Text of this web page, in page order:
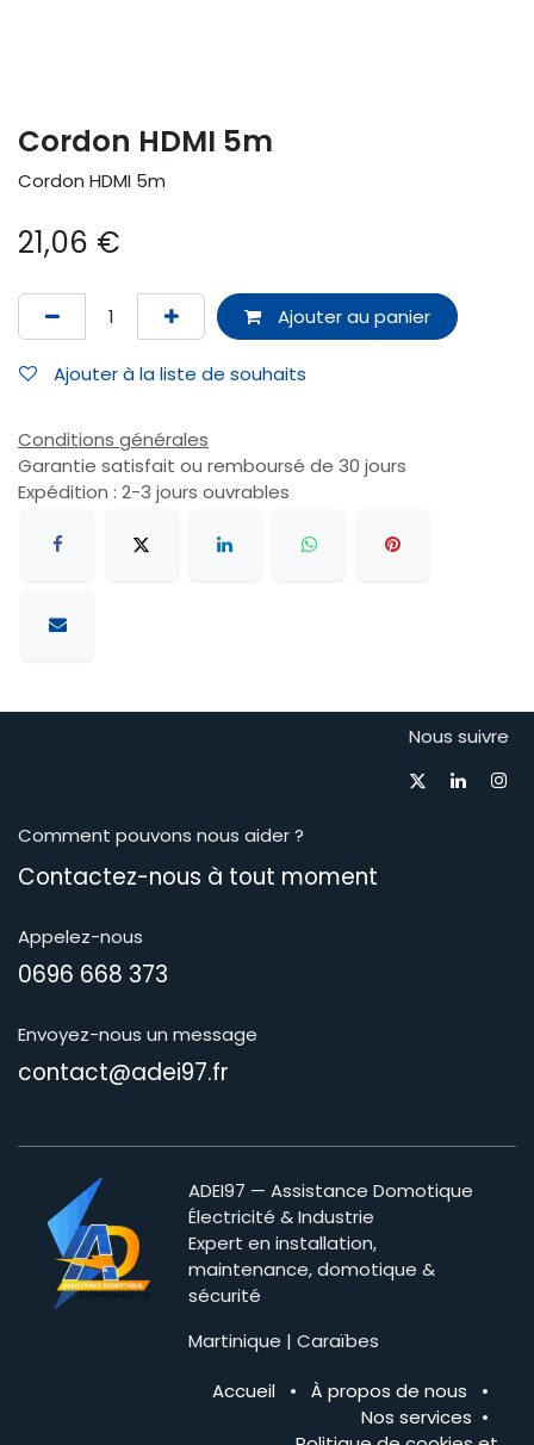
Cordon HDMI 5m
Cordon HDMI 5m
21,06 €
Ajouter au panier
Ajouter à la liste de souhaits
Conditions générales
Garantie satisfait ou remboursé de 30 jours
Expédition : 2-3 jours ouvrables
Nous suivre
Comment pouvons nous aider ?
Contactez-nous à tout moment​
Appelez-nous
0696 668 373
Envoyez-nous un message
contact@adei97.fr
ADEI97 — Assistance Domotique
Électricité & Industrie
Expert en installation,
maintenance, domotique &
sécurité
Martinique | Caraïbes
Accueil
• À propos de nous
•
Nos services •